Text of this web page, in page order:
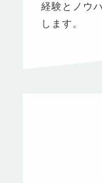
経験とノウ
します。